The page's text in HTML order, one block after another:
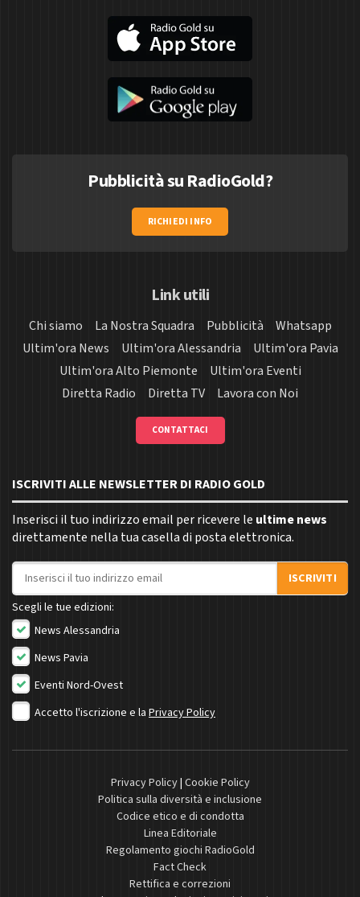
Pubblicità su RadioGold?
RICHIEDI INFO
Link utili
Chi siamo La Nostra Squadra Pubblicità
Whatsapp
Ultim'ora News
Ultim'ora Alessandria
Ultim'ora Pavia
Ultim'ora Alto Piemonte
Ultim'ora Eventi
Diretta Radio
Diretta TV Lavora con Noi
CONTATTACI
ISCRIVITI ALLE NEWSLETTER DI RADIO GOLD
Inserisci il tuo indirizzo email per ricevere le ultime news
direttamente nella tua casella di posta elettronica.
Indirizzo email
ISCRIVITI
Scegli le tue edizioni:
News Alessandria
News Pavia
Eventi Nord-Ovest
Accetto l'iscrizione e la Privacy Policy
Privacy Policy| Cookie Policy
Politica sulla diversità e inclusione
Codice etico e di condotta
Linea Editoriale
Regolamento giochi RadioGold
Fact Check
Rettifica e correzioni